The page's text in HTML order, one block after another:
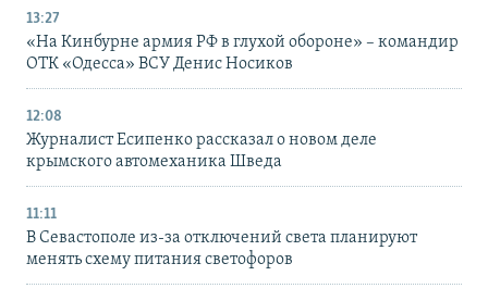
13:27
«На Кинбурне армия РФ в глухой обороне» – командир
ОТК «Одесса» ВСУ Денис Носиков
12:08
Журналист Есипенко рассказал о новом деле
крымского автомеханика Шведа
11:11
В Севастополе из-за отключений света планируют
менять схему питания светофоров